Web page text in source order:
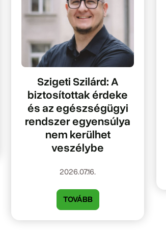
Szigeti Szilárd: A
biztosítottak érdeke
és az egészségügyi
rendszer egyensúlya
nem kerülhet
veszélybe
2026.07.16.
TOVÁBB